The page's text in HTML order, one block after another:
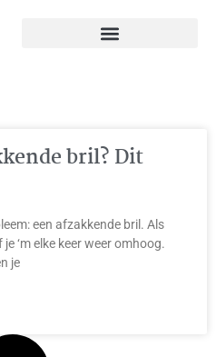
bril? Dit
een afzakkende bril. Als
‘m elke keer weer omhoog.
je